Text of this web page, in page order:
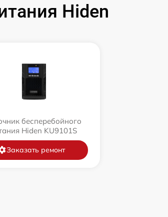
Hiden
бесперебойного
Hiden KU9101S
Заказать ремонт